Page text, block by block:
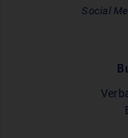
Social